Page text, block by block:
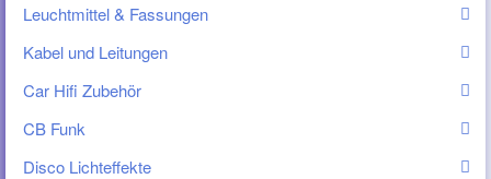
Leuchtmittel & Fassungen
Kabel und Leitungen
Car Hifi Zubehör
CB Funk
Disco Lichteffekte